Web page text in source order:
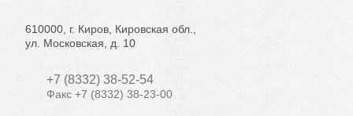
610000, г. Киров, Кировская обл.,
ул. Московская, д. 10
+7 (8332) 38-52-54
Факс +7 (8332) 38-23-00